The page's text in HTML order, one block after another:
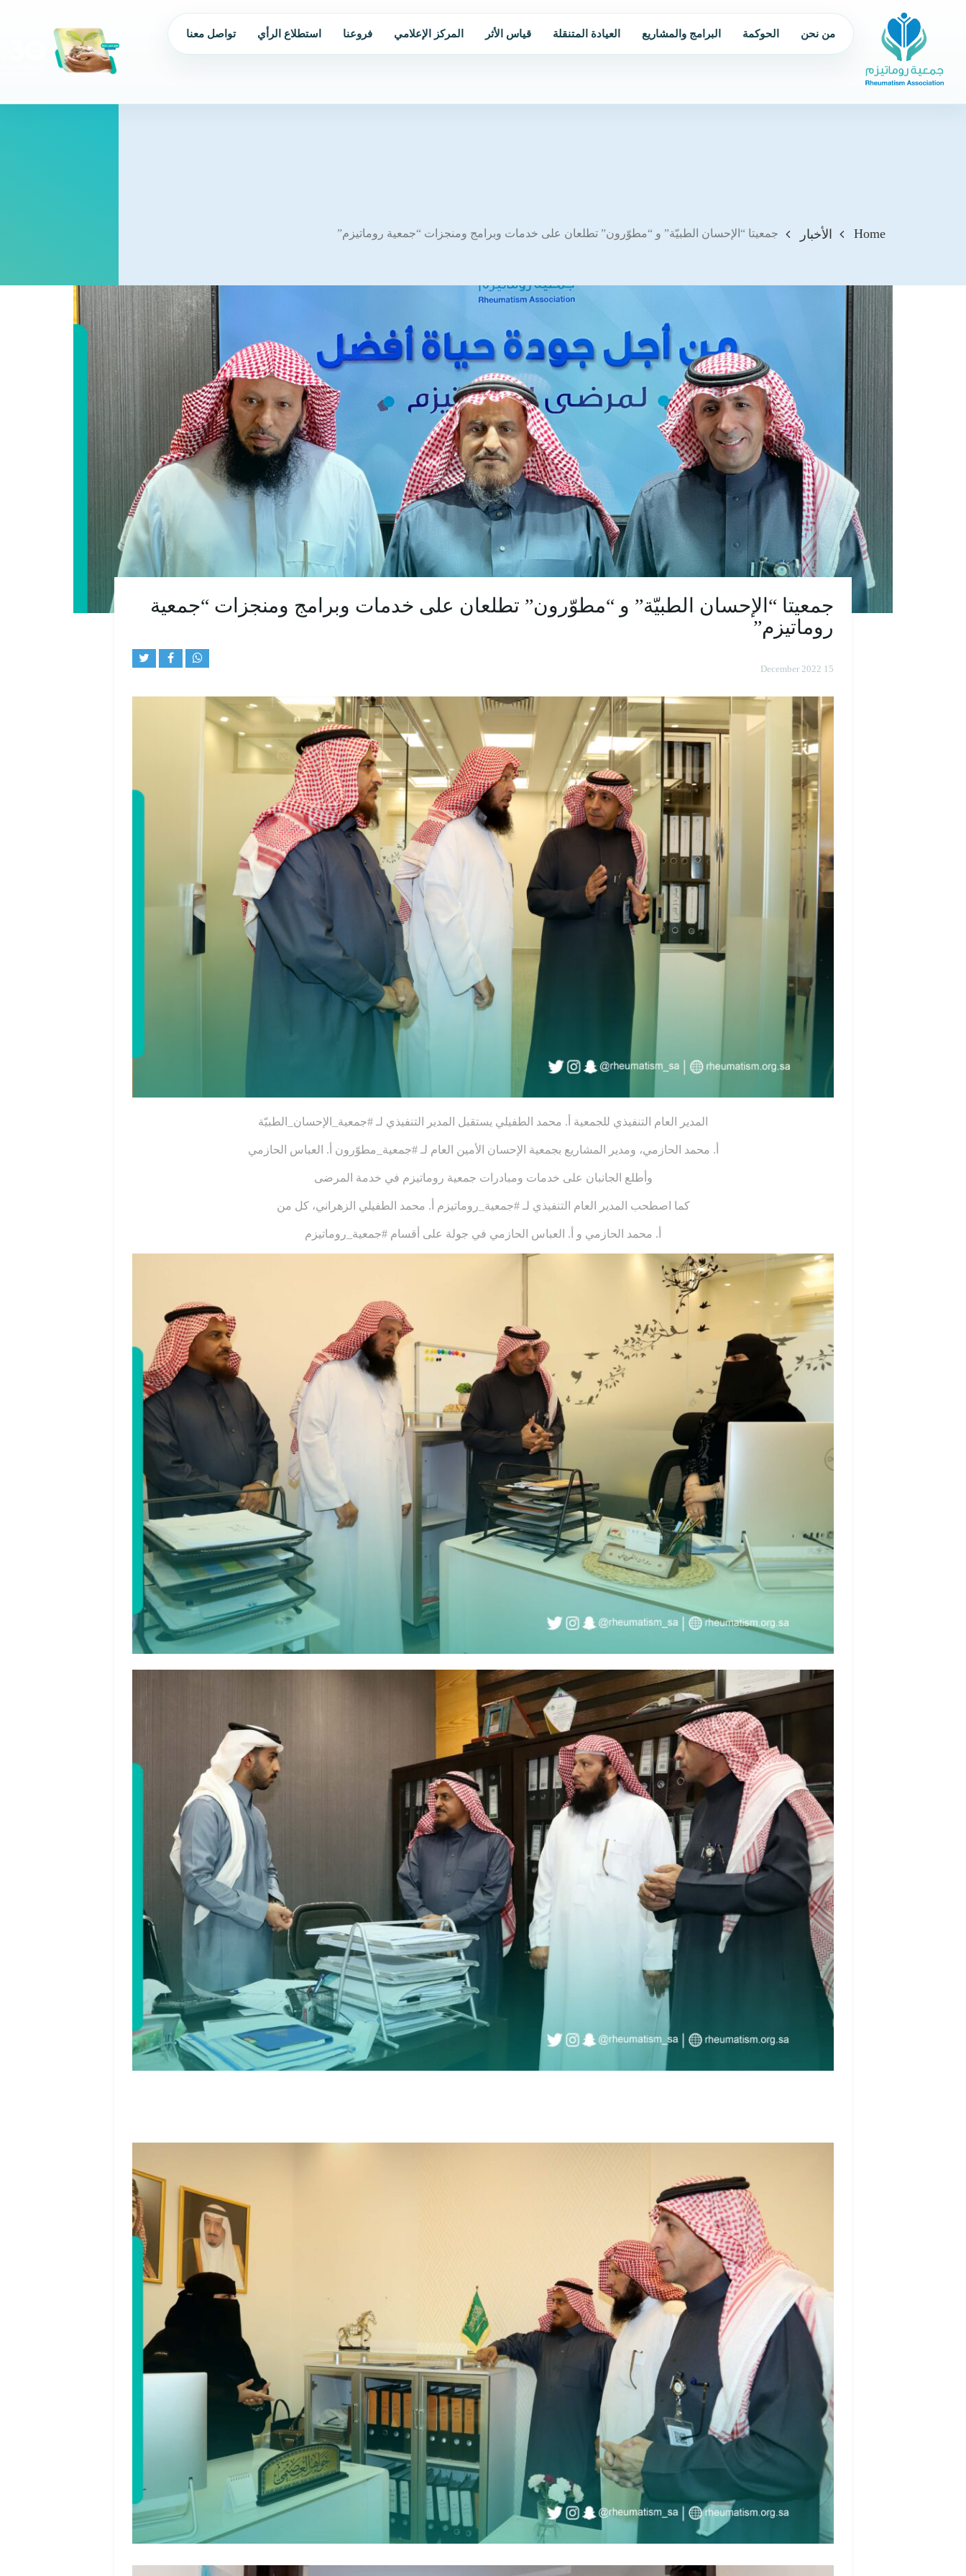
الحوكمة من نحن الحوكمة البرامج والمشاريع العيادة المتنقلة قياس الأثر المركز الإعلامي فروعنا استطلاع الرأي تواصل معنا
Home الأخبار جمعيتا “الإحسان الطبيّة” و “مطوّرون” تطلعان على خدمات وبرامج ومنجزات “جمعية روماتيزم”
جمعيتا “الإحسان الطبيّة” و “مطوّرون” تطلعان على خدمات وبرامج ومنجزات “جمعية
روماتيزم”
15 December 2022
المدير العام التنفيذي للجمعية أ. محمد الطفيلي يستقبل المدير التنفيذي لـ #جمعية_الإحسان_الطبيّة
أ. محمد الحازمي، ومدير المشاريع بجمعية الإحسان الأمين العام لـ#جمعية_مطوّرون أ. العباس الحازمي
وأطلع الجانبان على خدمات ومبادرات جمعية روماتيزم في خدمة المرضى
كما اصطحب المدير العام التنفيذي لـ#جمعية_روماتيزم أ. محمد الطفيلي الزهراني، كل من
أ. محمد الحازمي و أ. العباس الحازمي في جولة على أقسام #جمعية_روماتيزم